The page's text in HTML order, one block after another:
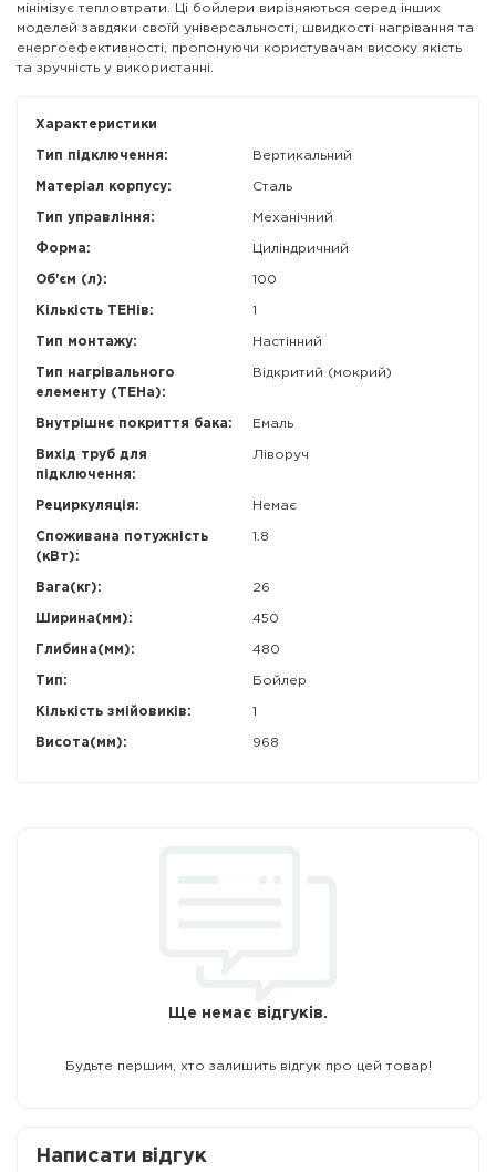
мінімізує тепловтрати. Ці бойлери вирізняються серед інших
моделей завдяки своїй універсальності, швидкості нагрівання та
енергоефективності, пропонуючи користувачам високу якість
та зручність у використанні.
Характеристики
Тип підключення: Вертикальний
Матеріал корпусу: Сталь
Тип управління: Механічний
Форма: Циліндричний
Об'єм (л): 100
Кількість ТЕНів: 1
Тип монтажу: Настінний
Тип нагрівального
елементу (ТЕНа):
Відкритий (мокрий)
Внутрішнє покриття бака: Емаль
Вихід труб для
підключення:
Ліворуч
Рециркуляція: Немає
Споживана потужність
(кВт):
1.8
Вага(кг): 26
Ширина(мм): 450
Глибина(мм): 480
Тип: Бойлер
Кількість змійовиків: 1
Висота(мм): 968
Ще немає відгуків.
Будьте першим, хто залишить відгук про цей товар!
Написати відгук